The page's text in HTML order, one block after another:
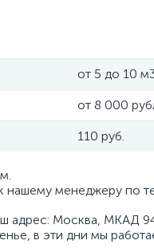
от 5 до 10
от 8 000
110 руб.
нашему менеджеру по
адрес: Москва, МКАД
в эти дни мы